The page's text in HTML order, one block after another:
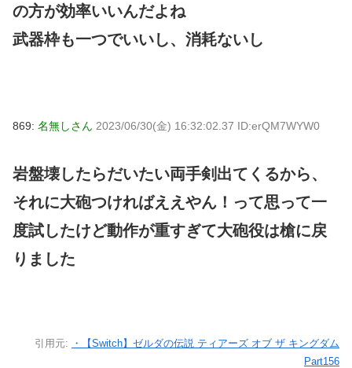
の方が効率いいんだよね
武器枠も一つでいいし、消耗ないし
869: 名無しさん 2023/06/30(金) 16:32:02.37 ID:erQM7WYW0
岩盤壊したらだいたい両手剣出てくるから、
それに大砲つければええやん！って思って一
度試したけど動作が重すぎて大砲役は槍に戻
りました
引用元:
・【Switch】ゼルダの伝説 ティアーズ オブ ザ キングダム
Part156